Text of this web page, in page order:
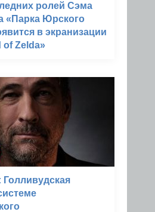
ролей Сэма
«Парка Юрского
в экранизации
of Zelda»